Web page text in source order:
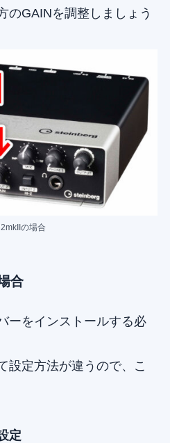
のGAINを調整しましょう
の場合
合
ーをインストールする必
設定方法が違うので、こ
定